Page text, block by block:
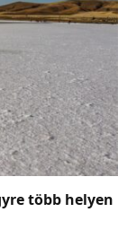
több helyen